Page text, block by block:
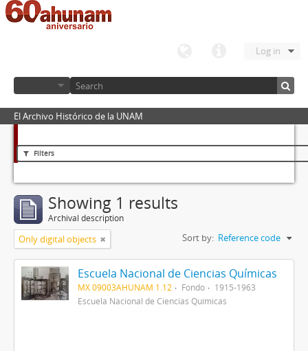
Log in
El Archivo Histórico de la UNAM
Filters
Showing 1 results
Archival description
Only digital objects Sort by: Reference code
Escuela Nacional de Ciencias Químicas
MX 09003AHUNAM 1.12 Fondo
1915-1963
Escuela Nacional de Ciencias Químicas